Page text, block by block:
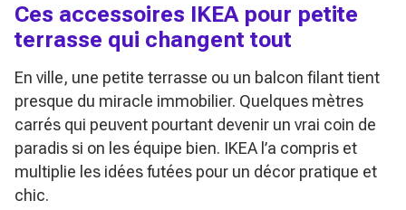
Ces accessoires IKEA pour petite
terrasse qui changent tout
En ville, une petite terrasse ou un balcon filant tient
presque du miracle immobilier. Quelques mètres
carrés qui peuvent pourtant devenir un vrai coin de
paradis si on les équipe bien. IKEA l’a compris et
multiplie les idées futées pour un décor pratique et
chic.